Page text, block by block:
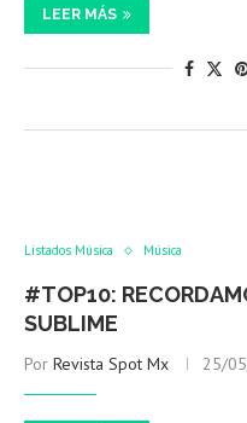
LEER MÁS
Listados Música Música
#TOP10:
SUBLIME
Por Revista Spot Mx 25/